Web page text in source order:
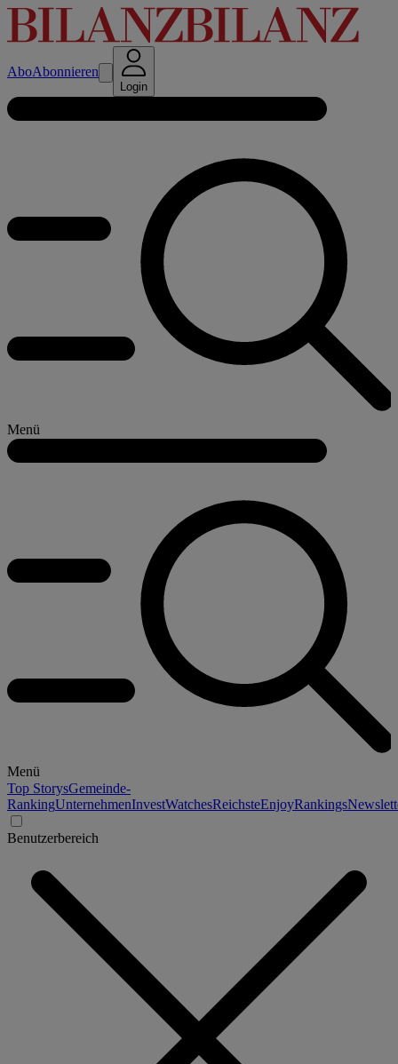
AboAbonnieren
Login
Menü
Menü
Top StorysGemeinde-
RankingUnternehmenInvestWatchesReichsteEnjoyRankings
Benutzerbereich